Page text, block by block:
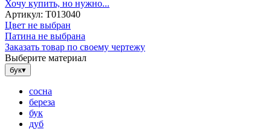
Хочу купить, но нужно...
Артикул: Т013040
Цвет не выбран
Патина не выбрана
Заказать товар по своему чертежу
Выберите материал
бук▾
сосна
береза
бук
дуб